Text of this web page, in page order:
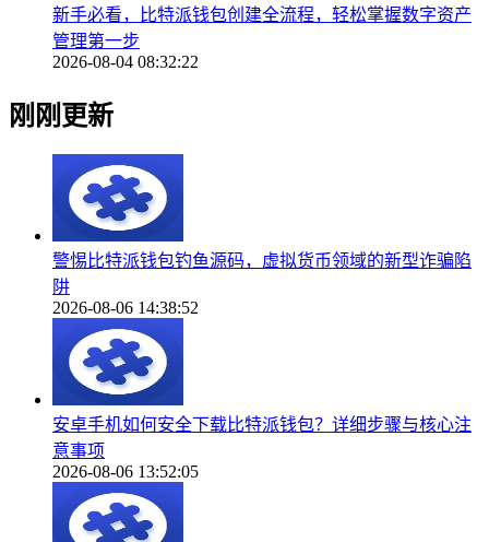
新手必看，比特派钱包创建全流程，轻松掌握数字资产
管理第一步
2026-08-04 08:32:22
刚刚更新
警惕比特派钱包钓鱼源码，虚拟货币领域的新型诈骗陷
阱
2026-08-06 14:38:52
安卓手机如何安全下载比特派钱包？详细步骤与核心注
意事项
2026-08-06 13:52:05